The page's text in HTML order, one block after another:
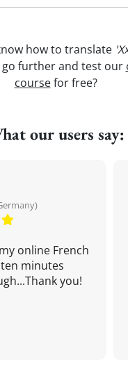
how to translate
go further and test our
coursefor free?
our users say:
online French
minutes
you!